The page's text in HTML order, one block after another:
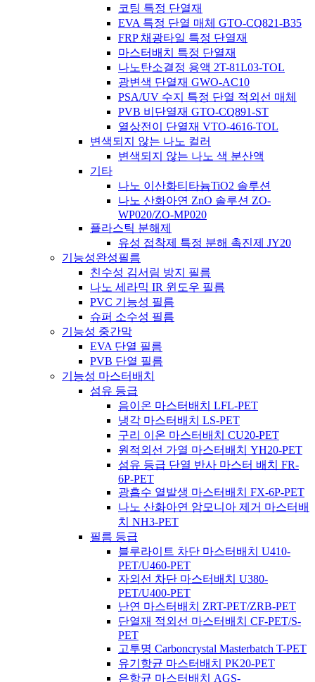
코팅 특정 단열재
EVA 특정 단열 매체 GTO-CQ821-B35
FRP 채광타일 특정 단열재
마스터배치 특정 단열재
나노탄소결정 용액 2T-81L03-TOL
광변색 단열재 GWO-AC10
PSA/UV 수지 특정 단열 적외선 매체
PVB 비단열재 GTO-CQ891-ST
열상전이 단열재 VTO-4616-TOL
변색되지 않는 나노 컬러
변색되지 않는 나노 색 분산액
기타
나노 이산화티타늄TiO2 솔루션
나노 산화아연 ZnO 솔루션 ZO-
WP020/ZO-MP020
플라스틱 분해제
유성 접착제 특정 분해 촉진제 JY20
기능성완성필름
친수성 김서림 방지 필름
나노 세라믹 IR 윈도우 필름
PVC 기능성 필름
슈퍼 소수성 필름
기능성 중간막
EVA 단열 필름
PVB 단열 필름
기능성 마스터배치
섬유 등급
음이온 마스터배치 LFL-PET
냉각 마스터배치 LS-PET
구리 이온 마스터배치 CU20-PET
원적외선 가열 마스터배치 YH20-PET
섬유 등급 단열 반사 마스터 배치 FR-
6P-PET
광흡수 열발생 마스터배치 FX-6P-PET
나노 산화아연 암모니아 제거 마스터배
치 NH3-PET
필름 등급
블루라이트 차단 마스터배치 U410-
PET/U460-PET
자외선 차단 마스터배치 U380-
PET/U400-PET
난연 마스터배치 ZRT-PET/ZRB-PET
단열재 적외선 마스터배치 CF-PET/S-
PET
고투명 Carboncrystal Masterbatch T-PET
유기항균 마스터배치 PK20-PET
은항균 마스터배치 AGS-